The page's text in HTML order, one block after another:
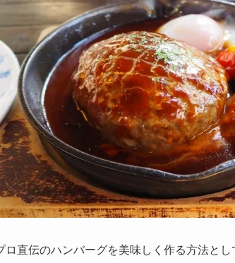
ロ直伝のハンバーグを美味しく作る方法と